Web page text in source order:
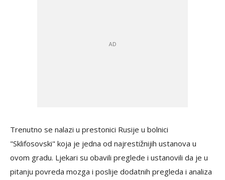
Trenutno se nalazi u prestonici Rusije u bolnici
"Sklifosovski" koja je jedna od najrestižnijih ustanova u
ovom gradu. Ljekari su obavili preglede i ustanovili da je u
pitanju povreda mozga i poslije dodatnih pregleda i analiza